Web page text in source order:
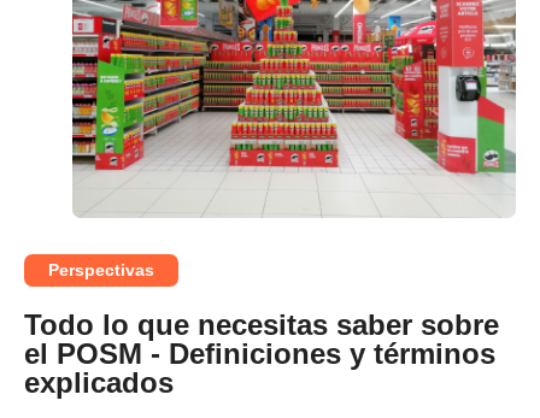
Perspectivas
Todo lo que necesitas saber sobre
el POSM - Definiciones y términos
explicados